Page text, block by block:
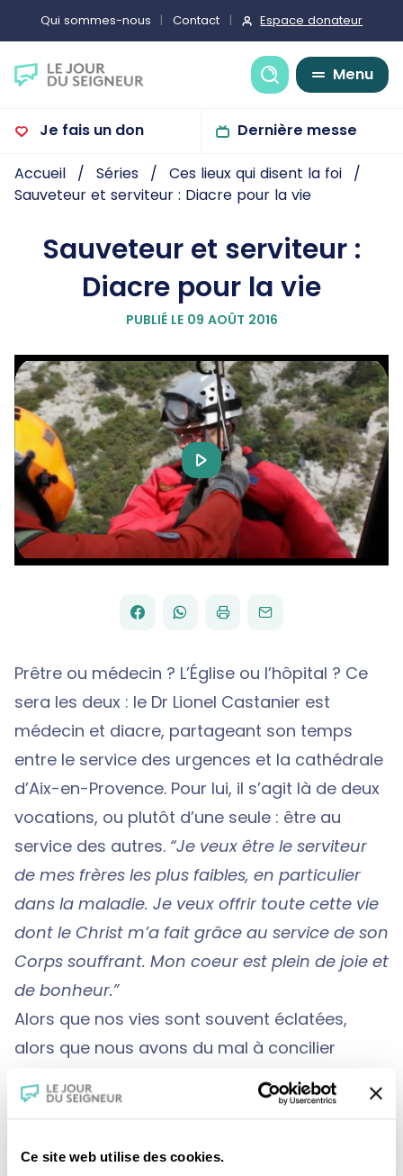
Ce site web utilise des cookies.
Qui sommes-nous Contact Espace donateur
Recherche
Menu
Je fais un don Dernière messe
Accueil Séries
Ces lieux qui disent la foi
Sauveteur et serviteur : Diacre pour la vie
Sauveteur et serviteur :
Diacre pour la vie
PUBLIÉ LE 09 AOÛT 2016
Play
Video
PARTAGER
FACEBOOK
PARTAGER
WHATSAPP
IMPRIMERENVOYER
PAR
EMAIL
Prêtre ou médecin ? L’Église ou l’hôpital ? Ce
sera les deux : le Dr Lionel Castanier est
médecin et diacre, partageant son temps
entre le service des urgences et la cathédrale
d’Aix-en-Provence. Pour lui, il s’agit là de deux
vocations, ou plutôt d’une seule : être au
service des autres. “Je veux être le serviteur
de mes frères les plus faibles, en particulier
dans la maladie. Je veux offrir toute cette vie
dont le Christ m’a fait grâce au service de son
Corps souffrant. Mon coeur est plein de joie et
de bonheur.”
Alors que nos vies sont souvent éclatées,
alors que nous avons du mal à concilier
impératifs professionnels et exigences
chrétiennes, la vie de Lionel Castanier frappe
surentraîné d’une médecine moderne et